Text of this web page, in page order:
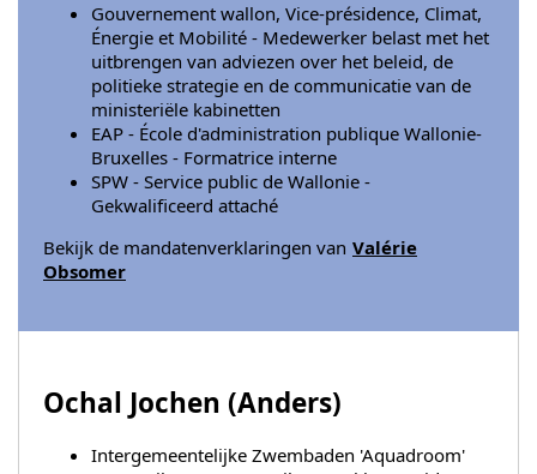
Gouvernement wallon, Vice-présidence, Climat,
Énergie et Mobilité - Medewerker belast met het
uitbrengen van adviezen over het beleid, de
politieke strategie en de communicatie van de
ministeriële kabinetten
EAP - École d'administration publique Wallonie-
Bruxelles - Formatrice interne
SPW - Service public de Wallonie -
Gekwalificeerd attaché
Bekijk de mandatenverklaringen van Valérie
Obsomer
Ochal Jochen (Anders)
Intergemeentelijke Zwembaden 'Aquadroom'